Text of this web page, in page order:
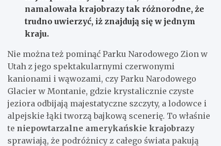
namalowała krajobrazy tak różnorodne, że
trudno uwierzyć, iż znajdują się w jednym
kraju.
Nie można też pominąć Parku Narodowego Zion w
Utah z jego spektakularnymi czerwonymi
kanionami i wąwozami, czy Parku Narodowego
Glacier w Montanie, gdzie krystalicznie czyste
jeziora odbijają majestatyczne szczyty, a lodowce i
alpejskie łąki tworzą bajkową scenerię. To właśnie
te niepowtarzalne amerykańskie krajobrazy
sprawiają, że podróżnicy z całego świata pakują